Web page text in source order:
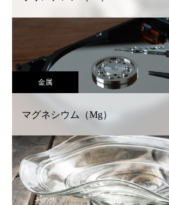
金属
マグネシウム（Mg）
その他